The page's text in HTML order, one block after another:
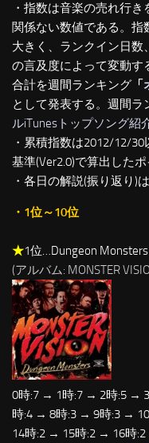
・指数は音楽の売れ行
関係ない数値である。
大きく、ランクイン日
の言及度によって変動す
合計を週間ランキング 「
として発表する。週間
ルiTunesトップソング紹
・累積指数は2012/12/
基準(Ver2.0)で算出したポ
・各日の解説(振り返り)
・1位～10位
★1位…Dungeon
(アルバム: MONSTER
0時:7 → 1時:7 → 2時:5 →
時:4 → 8時:3 → 9時:3 →
14時:2 → 15時:2 → 16時